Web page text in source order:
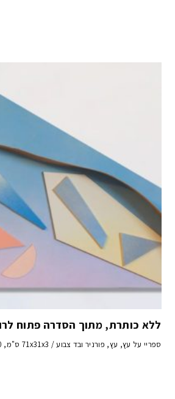
ללא כותרת, מתוך הסדרה פתוח
ספריי על עץ, עץ, פורניר ובד צבוע / 71x31x3 ס"מ, 2020